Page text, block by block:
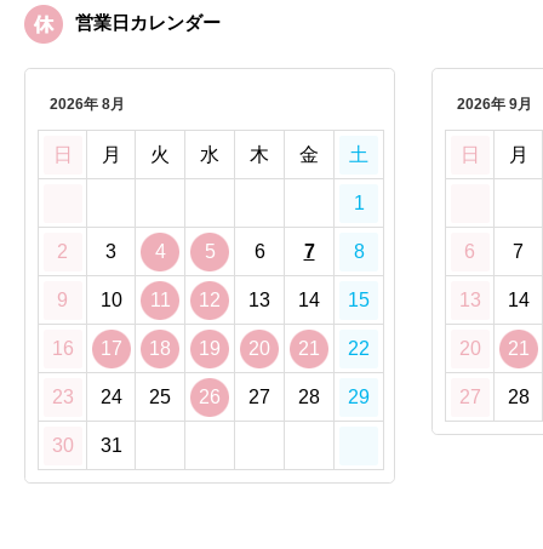
営業日カレンダー
2026年 8月
日 月 火 水 木 金 土
1
2 3 4 5 6 7 8
9 10 11 12 13 14 15
16 17 18 19 20 21 22
23 24 25 26 27 28 29
30 31
2026年 9月
日 月
6 7
13 14
20 21
27 28